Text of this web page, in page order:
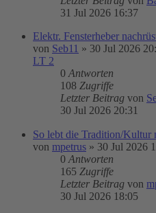
31 Jul 2026 16:37
Elektr. Fensterheber
von Seb11 » 30 Jul 2026
LT 2
0 Antworten
108 Zugriffe
Letzter Beitrag von
30 Jul 2026 20:31
So lebt die Tradition/Kultur
von mpetrus » 30 Jul 2026
0 Antworten
165 Zugriffe
Letzter Beitrag von
30 Jul 2026 18:05